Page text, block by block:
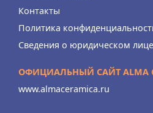
Контакты
Политика
Сведения о юридическом лице
ОФИЦИАЛЬНЫЙ САЙТ ALMA
www.almaceramica.ru